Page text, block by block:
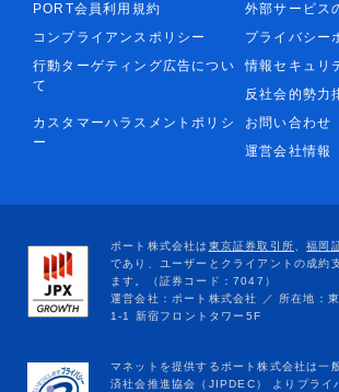
PORT会員利用規約
外部サービス
コンプライアンスポリシー
プライバシー
行動ターゲティング広告につい
て
情報セキュリ
反社会的勢力
カスタマーハラスメントポリシ
ー
お問い合わせ
運営会社情報